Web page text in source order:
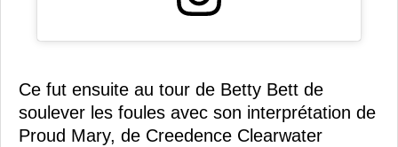
Ce fut ensuite au tour de Betty Bett de
soulever les foules avec son interprétation de
Proud Mary, de Creedence Clearwater